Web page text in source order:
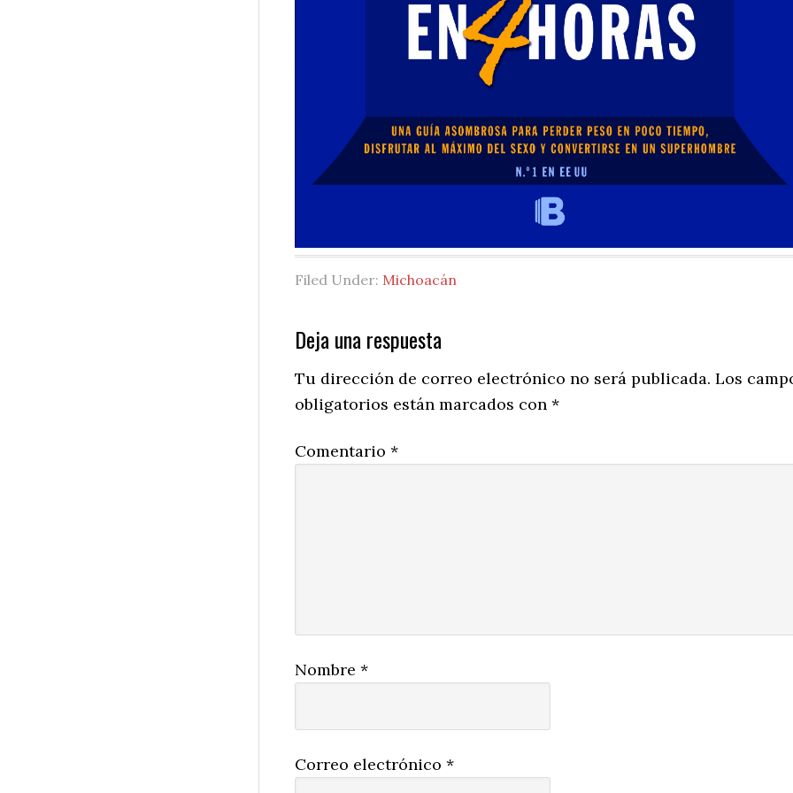
Filed Under: Michoacán
Reader
Interactions
Deja una respuesta
Tu dirección de correo electrónico no será publicada. Los
obligatorios están marcados con *
Comentario *
Nombre *
Correo electrónico *